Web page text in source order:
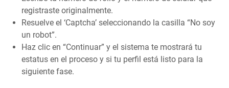
registraste originalmente.
Resuelve el ‘Captcha’ seleccionando la casilla “No soy
un robot”.
Haz clic en “Continuar” y el sistema te mostrará tu
estatus en el proceso y si tu perfil está listo para la
siguiente fase.